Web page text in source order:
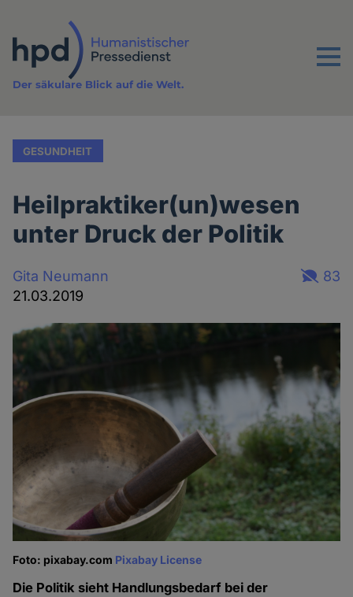
Inhalt
Menu
Der säkulare Blick auf die Welt.
GESUNDHEIT
Heilpraktiker(un)wesen
unter Druck der Politik
Gita Neumann
21.03.2019
83
Foto: pixabay.com Pixabay License
Die Politik sieht Handlungsbedarf bei der